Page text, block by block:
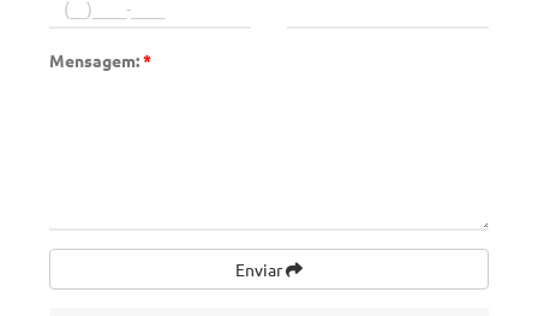
Mensagem:*
Enviar